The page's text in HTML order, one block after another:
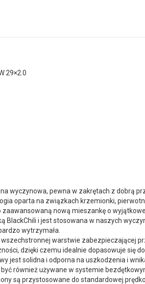
29×2.0
wyczynowa, pewna w zakrętach z dobrą
oparta na związkach krzemionki,
zaawansowaną nową mieszankę o
BlackChili i jest stosowana w naszych
wytrzymała.
warstwie zabezpieczającej
dzięki czemu idealnie dopasowuje się
jest solidna i odporna na uszkodzenia i
również używane w systemie
są przystosowane do standardowej